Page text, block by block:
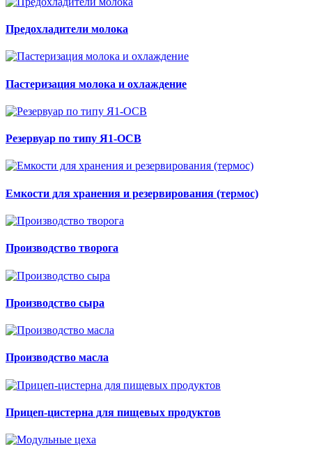
Предохладители молока
Пастеризация молока и охлаждение
Резервуар по типу Я1-ОСВ
Емкости для хранения и резервирования (термос)
Производство творога
Производство сыра
Производство масла
Прицеп-цистерна для пищевых продуктов